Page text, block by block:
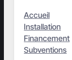
Accueil
Installation
Financement
Subventions